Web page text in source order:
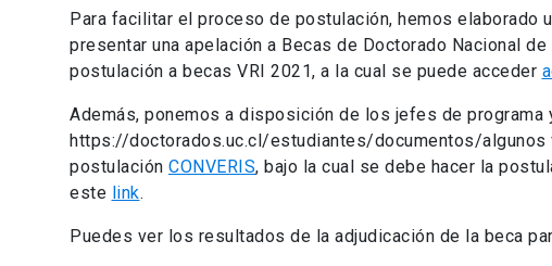
Para facilitar el proceso de postulación, hemos elaborado
presentar una apelación a Becas de Doctorado Nacional
postulación a becas VRI 2021, a la cual se puede acceder
Además, ponemos a disposición de los jefes de programa
https://doctorados.uc.cl/estudiantes/documentos/
postulación CONVERIS, bajo la cual se debe hacer la
este link.
Puedes ver los resultados de la adjudicación de la beca